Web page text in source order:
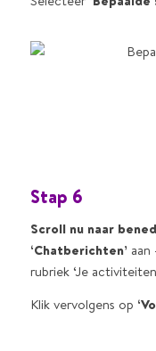
Stap 6
Scroll nu naar
‘Chatberichten’
rubriek ‘Je
Klik vervolgens op